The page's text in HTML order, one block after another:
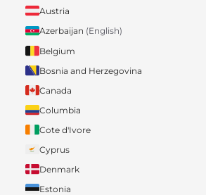
Austria
Azerbaijan (English)
Belgium
Bosnia and Herzegovina
Canada
Columbia
Cote d'Ivore
Cyprus
Denmark
Estonia